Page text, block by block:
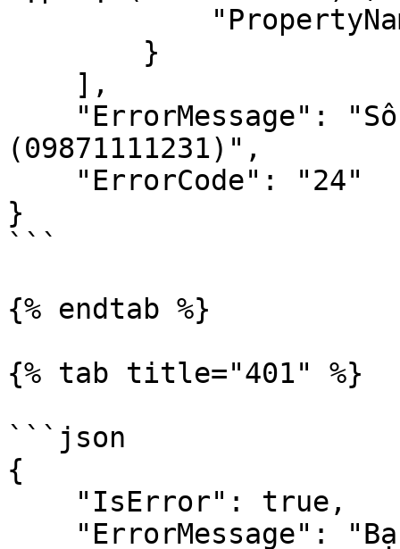
(09871111231)",
}
```
{% endtab %}
{% tab title="401" %}
```json
{